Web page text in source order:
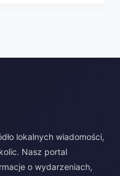
lokalnych wiadomości,
Nasz portal
o wydarzeniach,